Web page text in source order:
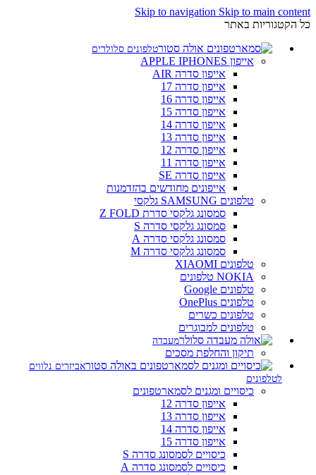
Skip to navigation Skip to main content
כל הקטגוריות באתר
טלפונים סלולרים
אייפון APPLE IPHONES
אייפון סדרה AIR
אייפון סדרה 17
אייפון סדרה 16
אייפון סדרה 15
אייפון סדרה 14
אייפון סדרה 13
אייפון סדרה 12
אייפון סדרה 11
אייפון סדרה SE
אייפונים מחודשים בהזדמנות
טלפונים SAMSUNG גלקסי
סמסונג גלקסי סדרת Z FOLD
סמסונג גלקסי סדרה S
סמסונג גלקסי סדרה A
סמסונג גלקסי סדרה M
טלפונים XIAOMI
NOKIA טלפונים
טלפונים Google
טלפונים OnePlus
טלפונים כשרים
טלפונים למבוגרים
מעבדה
תיקון והחלפת מסכים
אביזרים נלווים
לטלפונים
כיסויים ומגנים לסמארטפונים
אייפון סדרה 12
אייפון סדרה 13
אייפון סדרה 14
אייפון סדרה 15
כיסויים לסמסונג סדרה S
כיסויים לסמסונג סדרה A